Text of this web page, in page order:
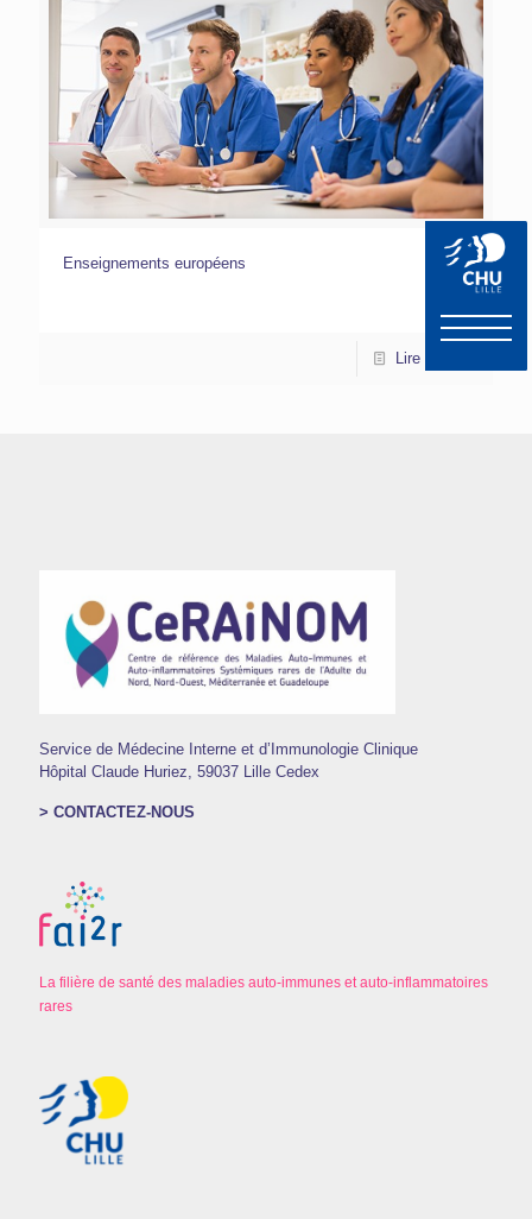
Enseignements européens
Lire la suite
Service de Médecine Interne et d’Immunologie Clinique
Hôpital Claude Huriez, 59037 Lille Cedex
> CONTACTEZ-NOUS
La filière de santé des maladies auto-immunes et auto-inflammatoires
rares